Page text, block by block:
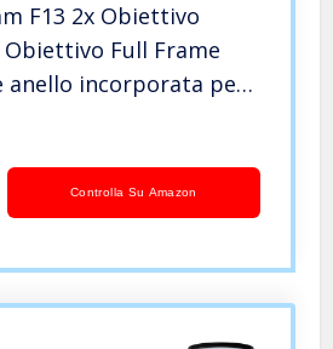
F13 2x Obiettivo
Obiettivo Full Frame
anello incorporata per
DSLR EOS-
600D,EOS-
Controlla Su Amazon